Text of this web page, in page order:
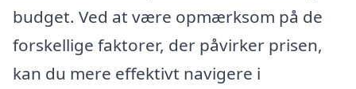
budget. Ved at være opmærksom på de
forskellige faktorer, der påvirker prisen,
kan du mere effektivt navigere i